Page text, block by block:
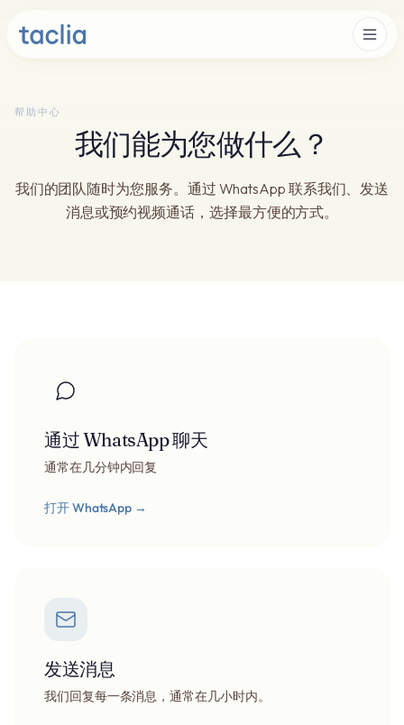
帮助中心
我们能为您做什么？
我们的团队随时为您服务。通过 WhatsApp 联系我们、发送
消息或预约视频通话，选择最方便的方式。
通过 WhatsApp 聊天
通常在几分钟内回复
打开 WhatsApp →
发送消息
我们回复每一条消息，通常在几小时内。